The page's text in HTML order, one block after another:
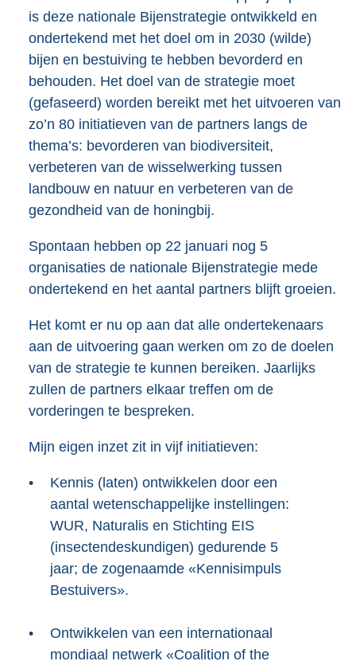
is deze nationale Bijenstrategie ontwikkeld en
ondertekend met het doel om in 2030 (wilde)
bijen en bestuiving te hebben bevorderd en
behouden. Het doel van de strategie moet
(gefaseerd) worden bereikt met het uitvoeren van
zo’n 80 initiatieven van de partners langs de
thema’s: bevorderen van biodiversiteit,
verbeteren van de wisselwerking tussen
landbouw en natuur en verbeteren van de
gezondheid van de honingbij.
Spontaan hebben op 22 januari nog 5
organisaties de nationale Bijenstrategie mede
ondertekend en het aantal partners blijft groeien.
Het komt er nu op aan dat alle ondertekenaars
aan de uitvoering gaan werken om zo de doelen
van de strategie te kunnen bereiken. Jaarlijks
zullen de partners elkaar treffen om de
vorderingen te bespreken.
Mijn eigen inzet zit in vijf initiatieven:
•
Kennis (laten) ontwikkelen door een
aantal wetenschappelijke instellingen:
WUR, Naturalis en Stichting EIS
(insectendeskundigen) gedurende 5
jaar; de zogenaamde «Kennisimpuls
Bestuivers».
•
Ontwikkelen van een internationaal
mondiaal netwerk «Coalition of the